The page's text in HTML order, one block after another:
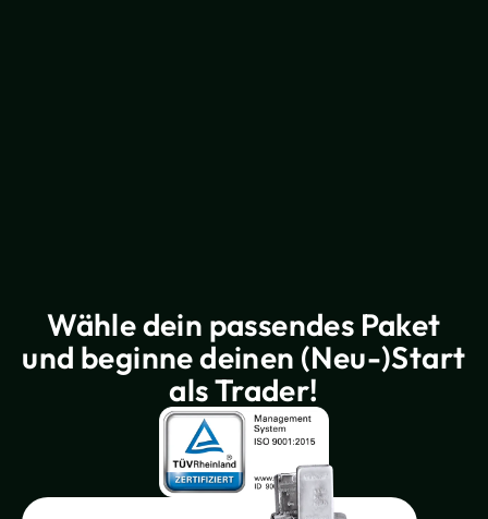
Wähle dein passendes Paket
und beginne deinen (Neu-)Start
als Trader!